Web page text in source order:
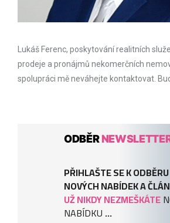
Lukáš Ferenc, poskytování realitních
prodeje a pronájmů nekomerčních
spolupráci mě neváhejte kontaktovat.
ODBĚR
PŘIHLAŠTE SE K ODBĚRU
NOVÝCH NABÍDEK A
UŽ NIKDY NEZMEŠKÁTE
NABÍDKU ...